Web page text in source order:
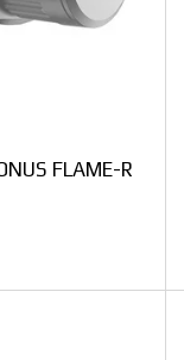
FLAME-R